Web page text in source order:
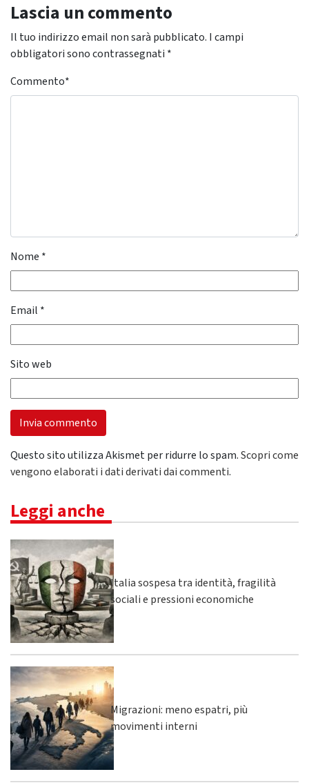
Lascia un commento
Il tuo indirizzo email non sarà pubblicato. I campi
obbligatori sono contrassegnati *
Commento*
Nome *
Email *
Sito web
Questo sito utilizza Akismet per ridurre lo spam.Scopri come
vengono elaborati i dati derivati dai commenti.
Leggi anche
Italia sospesa tra identità, fragilità
sociali e pressioni economiche
Migrazioni: meno espatri, più
movimenti interni